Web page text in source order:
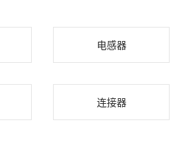
电感器
连接器